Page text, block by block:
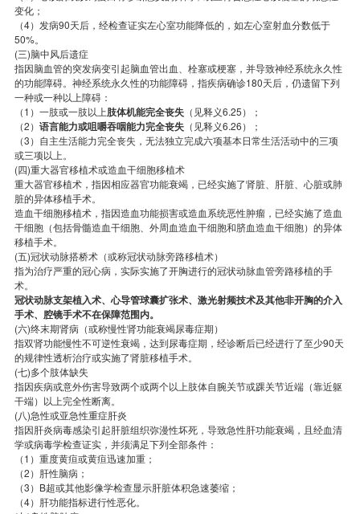
变化；
（4）发病90天后，经检查证实左心室功能降低的，如左心室射血分数低于
50%。
(三)脑中风后遗症
指因脑血管的突发病变引起脑血管出血、栓塞或梗塞，并导致神经系统永久性
的功能障碍。神经系统永久性的功能障碍，指疾病确诊180天后，仍遗留下列
一种或一种以上障碍：
（1）一肢或一肢以上肢体机能完全丧失（见释义6.25）；
（2） 语言能力或咀嚼吞咽能力完全丧失（见释义6.26）；
（3）自主生活能力完全丧失，无法独立完成六项基本日常生活活动中的三项
或三项以上。
(四)重大器官移植术或造血干细胞移植术
重大器官移植术，指因相应器官功能衰竭，已经实施了肾脏、肝脏、心脏或肺
脏的异体移植手术。
造血干细胞移植术，指因造血功能损害或造血系统恶性肿瘤，已经实施了造血
干细胞（包括骨髓造血干细胞、外周血造血干细胞和脐血造血干细胞）的异体
移植手术。
(五)冠状动脉搭桥术（或称冠状动脉旁路移植术）
指为治疗严重的冠心病，实际实施了开胸进行的冠状动脉血管旁路移植的手
术。
冠状动脉支架植入术、心导管球囊扩张术、激光射频技术及其他非开胸的介入
手术、腔镜手术不在保障范围内。
(六)终末期肾病（或称慢性肾功能衰竭尿毒症期）
指双肾功能慢性不可逆性衰竭，达到尿毒症期，经诊断后已经进行了至少90天
的规律性透析治疗或实施了肾脏移植手术。
(七)多个肢体缺失
指因疾病或意外伤害导致两个或两个以上肢体自腕关节或踝关节近端（靠近躯
干端）以上完全性断离。
(八)急性或亚急性重症肝炎
指因肝炎病毒感染引起肝脏组织弥漫性坏死，导致急性肝功能衰竭，且经血清
学或病毒学检查证实，并须满足下列全部条件：
（1）重度黄疸或黄疸迅速加重；
（2）肝性脑病；
（3）B超或其他影像学检查显示肝脏体积急速萎缩；
（4）肝功能指标进行性恶化。